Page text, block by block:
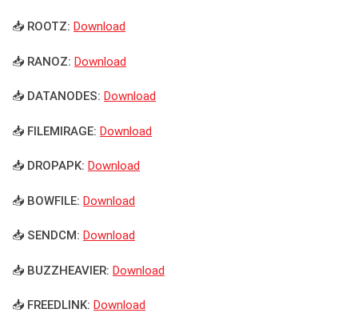
📥 ROOTZ: Download
📥 RANOZ: Download
📥 DATANODES: Download
📥 FILEMIRAGE: Download
📥 DROPAPK: Download
📥 BOWFILE: Download
📥 SENDCM: Download
📥 BUZZHEAVIER: Download
📥 FREEDLINK: Download